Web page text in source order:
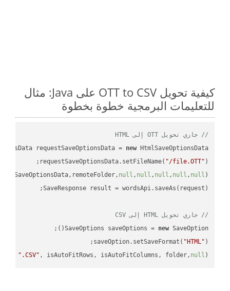
كيفية تحويل OTT to CSV على Java: مثال
للتعليمات البرمجية خطوة بخطوة
// جاري تحويل OTT إلى HTML
requestSaveOptionsData = new
requestSaveOptionsData.setFileName( "/file.OTT"
null , null , null , null , null
// جاري تحويل HTML إلى CSV
SaveOptions saveOptions = new
saveOption.setSaveFormat( "HTML"
".CSV" , isAutoFitRows, isAutoFitColumns, folder, null );